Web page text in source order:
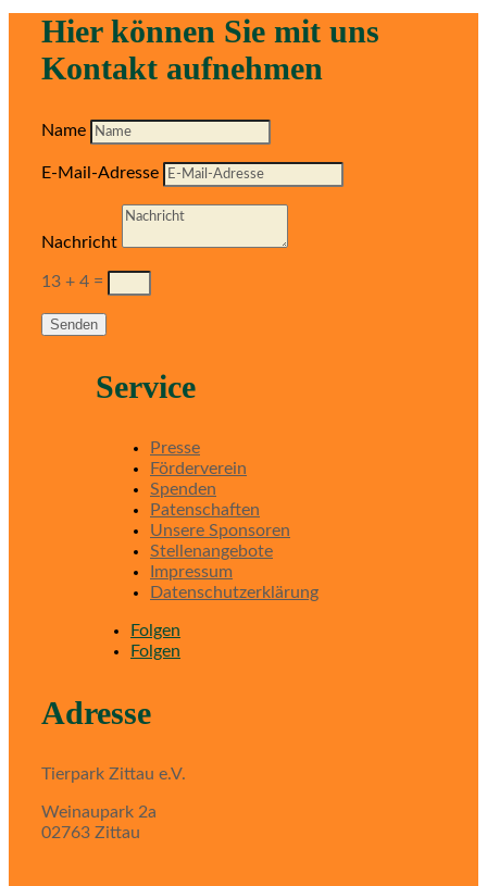
Hier können Sie mit uns
Kontakt aufnehmen
Name
E-Mail-Adresse
Nachricht
13 + 4 =
Senden
Service
Presse
Förderverein
Spenden
Patenschaften
Unsere Sponsoren
Stellenangebote
Impressum
Datenschutzerklärung
Folgen
Folgen
Adresse
Tierpark Zittau e.V.
Weinaupark 2a
02763 Zittau